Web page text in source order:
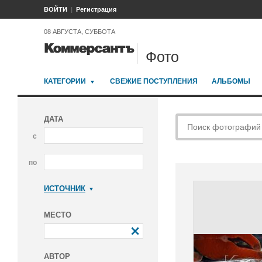
ВОЙТИ Регистрация
08 АВГУСТА, СУББОТА
Фото
КАТЕГОРИИ СВЕЖИЕ ПОСТУПЛЕНИЯ АЛЬБОМЫ
ДАТА
с
по
ИСТОЧНИК
МЕСТО
АВТОР